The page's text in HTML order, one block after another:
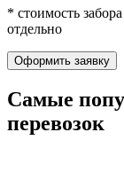
* стоимость
отдельно
Оформить заявку
Самые
перевозок